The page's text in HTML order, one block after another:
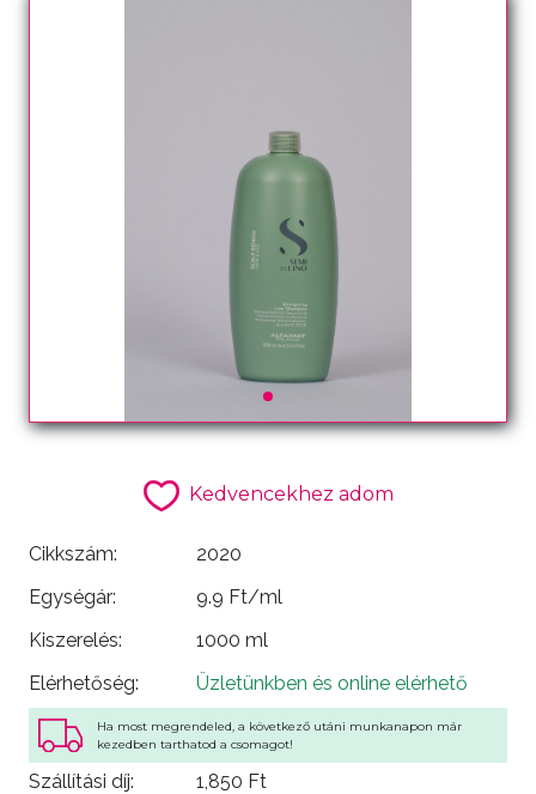
Kedvencekhez adom
Cikkszám:
2020
Egységár:
9.9 Ft/ml
Kiszerelés:
1000 ml
Elérhetőség:
Üzletünkben és online elérhető
Ha most megrendeled, a következő utáni munkanapon már
kezedben tarthatod a csomagot!
Szállítási díj: 1,850 Ft